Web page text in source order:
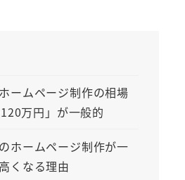
ームページ制作の相場
万円」が一般的
ホームページ制作が一
くなる理由